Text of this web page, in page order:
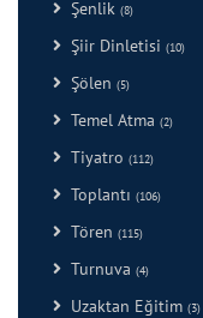
Şenlik (8)
Şiir Dinletisi (10)
Şölen (5)
Temel Atma (2)
Tiyatro (112)
Toplantı (106)
Tören (115)
Turnuva (4)
Uzaktan Eğitim (3)